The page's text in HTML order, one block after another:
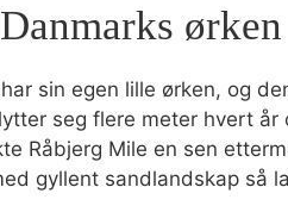
ørken
sin egen lille ørken, og
seg flere meter hvert år
Råbjerg Mile en sen
gyllent sandlandskap så